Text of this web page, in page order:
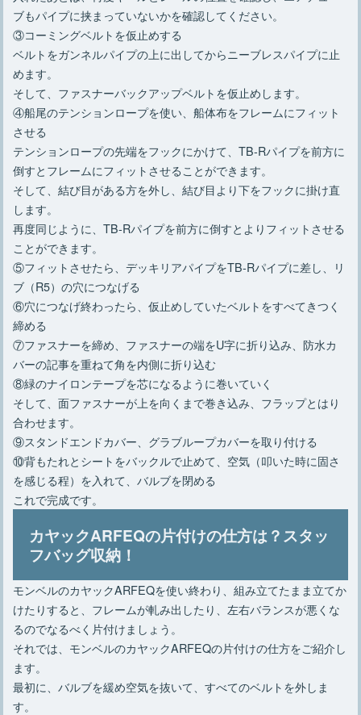
ブもパイプに挟まっていないかを確認してください。
③コーミングベルトを仮止めする
ベルトをガンネルパイプの上に出してからニーブレスパイプに止
めます。
そして、ファスナーバックアップベルトを仮止めします。
④船尾のテンションロープを使い、船体布をフレームにフィット
させる
テンションロープの先端をフックにかけて、TB-Rパイプを前方に
倒すとフレームにフィットさせることができます。
そして、結び目がある方を外し、結び目より下をフックに掛け直
します。
再度同じように、TB-Rパイプを前方に倒すとよりフィットさせる
ことができます。
⑤フィットさせたら、デッキリアパイプをTB-Rパイプに差し、リ
ブ（R5）の穴につなげる
⑥穴につなげ終わったら、仮止めしていたベルトをすべてきつく
締める
⑦ファスナーを締め、ファスナーの端をU字に折り込み、防水カ
バーの記事を重ねて角を内側に折り込む
⑧緑のナイロンテープを芯になるように巻いていく
そして、面ファスナーが上を向くまで巻き込み、フラップとはり
合わせます。
⑨スタンドエンドカバー、グラブループカバーを取り付ける
⑩背もたれとシートをバックルで止めて、空気（叩いた時に固さ
を感じる程）を入れて、バルブを閉める
これで完成です。
カヤックARFEQの片付けの仕方は？スタッ
フバッグ収納！
モンベルのカヤックARFEQを使い終わり、組み立てたまま立てか
けたりすると、フレームが軋み出したり、左右バランスが悪くな
るのでなるべく片付けましょう。
それでは、モンベルのカヤックARFEQの片付けの仕方をご紹介し
ます。
最初に、バルブを緩め空気を抜いて、すべてのベルトを外しま
す。